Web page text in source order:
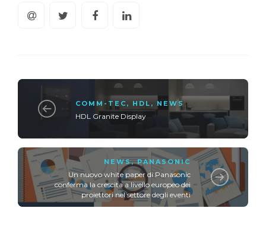
COMM-TEC , HDL , NEWS
HDL Granite Display
NEWS,PANASONIC
Un nuovo white paper di Panasonic
conferma la crescita a livello europeo dei
proiettori nel settore degli eventi